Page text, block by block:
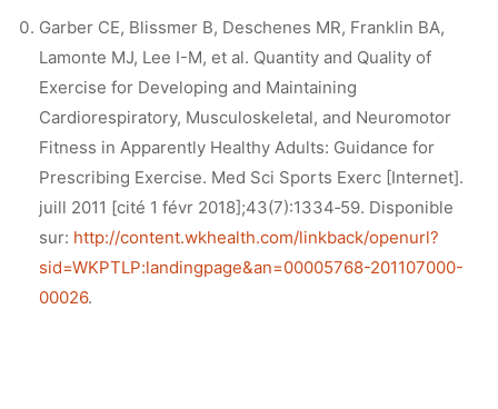
Garber CE, Blissmer B, Deschenes MR, Franklin BA,
Lamonte MJ, Lee I-M, et al. Quantity and Quality of
Exercise for Developing and Maintaining
Cardiorespiratory, Musculoskeletal, and Neuromotor
Fitness in Apparently Healthy Adults: Guidance for
Prescribing Exercise. Med Sci Sports Exerc [Internet].
juill 2011 [cité 1 févr 2018];43(7):1334‑59. Disponible
sur: http://content.wkhealth.com/linkback/openurl?
sid=WKPTLP:landingpage&an=00005768-201107000-
00026.